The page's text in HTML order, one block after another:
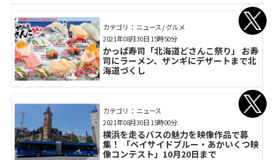
カテゴリ： ニュース / グルメ
かっぱ寿司「北海道どさんこ祭り」 お寿
司にラーメン、ザンギにデザートまで北
海道づくし
2021年08月30日 15時50分
カテゴリ： ニュース
横浜を走るバスの魅力を映像作品で募
集！ 「ベイサイドブルー・あかいくつ映
像コンテスト」10月20日まで
2021年08月30日 15時00分